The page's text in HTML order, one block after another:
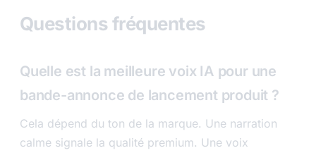
Questions fréquentes
Quelle est la meilleure voix IA pour une
bande-annonce de lancement produit ?
Cela dépend du ton de la marque. Une narration
calme signale la qualité premium. Une voix